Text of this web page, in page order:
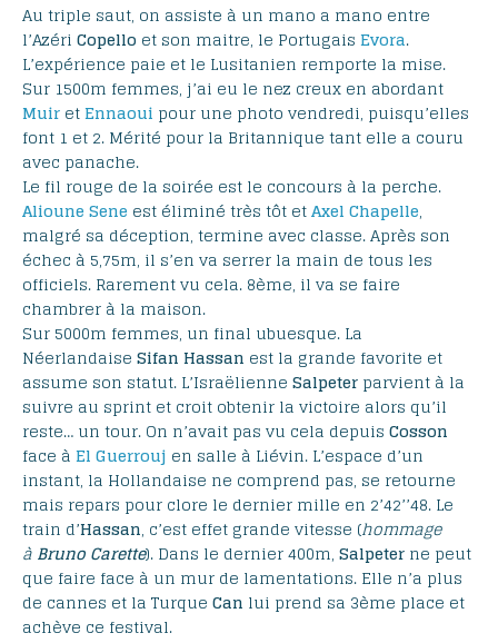
Au triple saut, on assiste à un mano a mano entre
l’Azéri Copello et son maitre, le Portugais Evora.
L’expérience paie et le Lusitanien remporte la mise.
Sur 1500m femmes, j’ai eu le nez creux en abordant
Muir etEnnaoui pour une photo vendredi, puisqu’elles
font 1 et 2. Mérité pour la Britannique tant elle a couru
avec panache.
Le fil rouge de la soirée est le concours à la perche.
Alioune Sene est éliminé très tôt etAxel Chapelle,
malgré sa déception, termine avec classe. Après son
échec à 5,75m, il s’en va serrer la main de tous les
officiels. Rarement vu cela. 8ème, il va se faire
chambrer à la maison.
Sur 5000m femmes, un final ubuesque. La
Néerlandaise Sifan Hassan est la grande favorite et
assume son statut. L’Israëlienne Salpeter parvient à la
suivre au sprint et croit obtenir la victoire alors qu’il
reste… un tour. On n’avait pas vu cela depuis Cosson
face à El Guerrouj en salle à Liévin. L’espace d’un
instant, la Hollandaise ne comprend pas, se retourne
mais repars pour clore le dernier mille en 2’42’’48. Le
train d’Hassan, c’est effet grande vitesse (hommage
à Bruno Carette). Dans le dernier 400m, Salpeter ne peut
que faire face à un mur de lamentations. Elle n’a plus
de cannes et la Turque Can lui prend sa 3ème place et
achève ce festival.